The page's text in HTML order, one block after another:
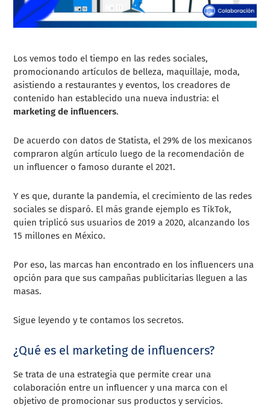
Los vemos todo el tiempo en las redes sociales,
promocionando artículos de belleza, maquillaje, moda,
asistiendo a restaurantes y eventos, los creadores de
contenido han establecido una nueva industria: el
marketing de influencers.
De acuerdo con datos de Statista, el 29% de los mexicanos
compraron algún artículo luego de la recomendación de
un influencer o famoso durante el 2021.
Y es que, durante la pandemia, el crecimiento de las redes
sociales se disparó. El más grande ejemplo es TikTok,
quien triplicó sus usuarios de 2019 a 2020, alcanzando los
15 millones en México.
Por eso, las marcas han encontrado en los influencers una
opción para que sus campañas publicitarias lleguen a las
masas.
Sigue leyendo y te contamos los secretos.
¿Qué es el marketing de influencers?
Se trata de una estrategia que permite crear una
colaboración entre un influencer y una marca con el
objetivo de promocionar sus productos y servicios.